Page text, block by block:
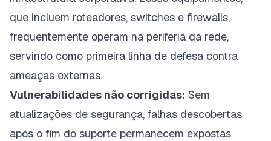
que incluem roteadores, switches e firewalls,
frequentemente operam na periferia da rede,
servindo como primeira linha de defesa contra
ameaças externas.
Vulnerabilidades não corrigidas: Sem
atualizações de segurança, falhas descobertas
após o fim do suporte permanecem expostas